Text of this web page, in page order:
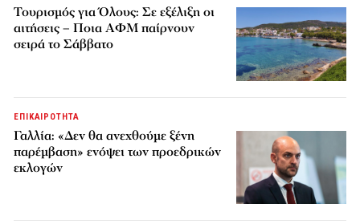
Τουρισμός για Όλους: Σε εξέλιξη οι
αιτήσεις – Ποια ΑΦΜ παίρνουν
σειρά το Σάββατο
ΕΠΙΚΑΙΡΟΤΗΤΑ
Γαλλία: «Δεν θα ανεχθούμε ξένη
παρέμβαση» ενόψει των προεδρικών
εκλογών